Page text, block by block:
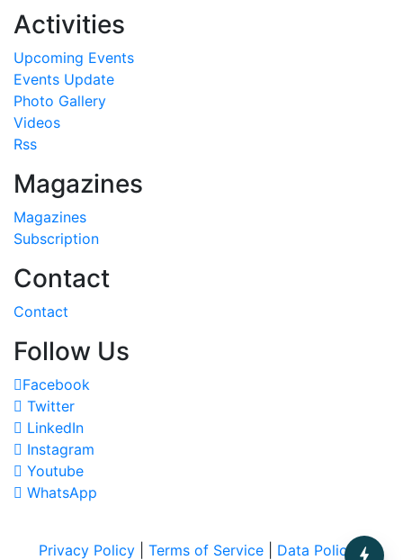
Activities
Upcoming Events
Events Update
Photo Gallery
Videos
Rss
Magazines
Magazines
Subscription
Contact
Contact
Follow Us
Facebook
Twitter
LinkedIn
Instagram
Youtube
WhatsApp
Privacy Policy Terms of Service Data Policy |